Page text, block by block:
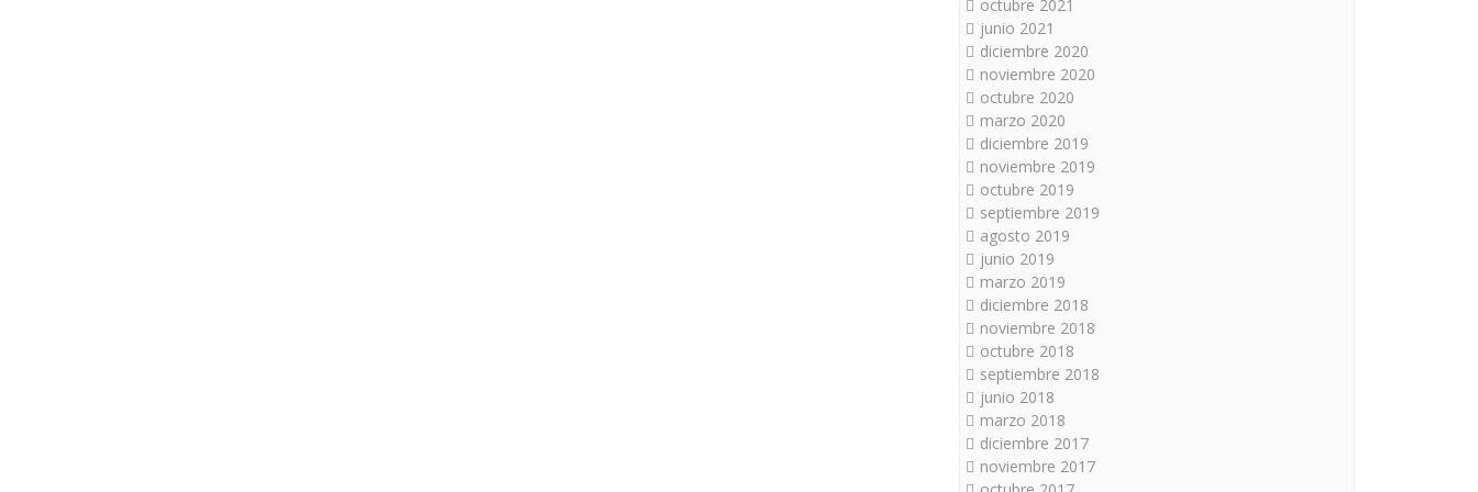
octubre 2021
junio 2021
diciembre 2020
noviembre 2020
octubre 2020
marzo 2020
diciembre 2019
noviembre 2019
octubre 2019
septiembre 2019
agosto 2019
junio 2019
marzo 2019
diciembre 2018
noviembre 2018
octubre 2018
septiembre 2018
junio 2018
marzo 2018
diciembre 2017
noviembre 2017